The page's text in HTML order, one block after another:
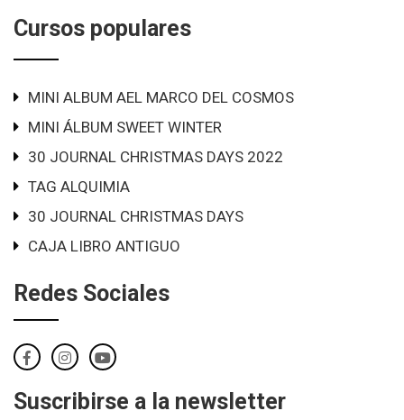
Cursos populares
MINI ALBUM AEL MARCO DEL COSMOS
MINI ÁLBUM SWEET WINTER
30 JOURNAL CHRISTMAS DAYS 2022
TAG ALQUIMIA
30 JOURNAL CHRISTMAS DAYS
CAJA LIBRO ANTIGUO
Redes Sociales
Suscribirse a la newsletter